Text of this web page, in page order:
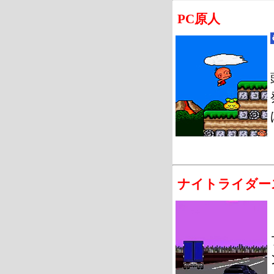
PC原人
ナイトライダ